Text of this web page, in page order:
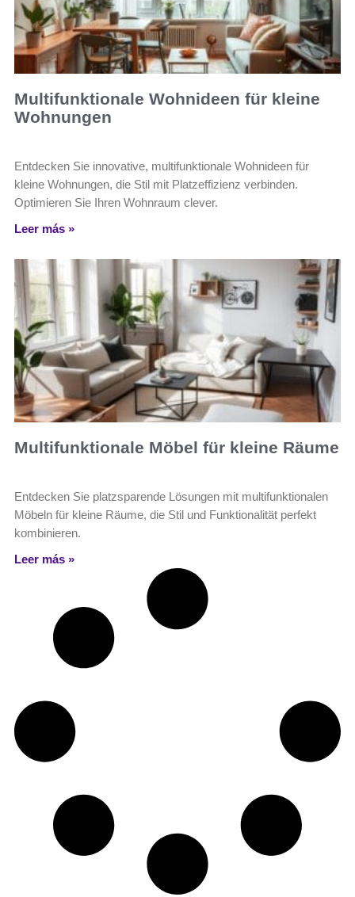
Multifunktionale Wohnideen für kleine
Wohnungen
Entdecken Sie innovative, multifunktionale Wohnideen für
kleine Wohnungen, die Stil mit Platzeffizienz verbinden.
Optimieren Sie Ihren Wohnraum clever.
Leer más »
Multifunktionale Möbel für kleine Räume
Entdecken Sie platzsparende Lösungen mit multifunktionalen
Möbeln für kleine Räume, die Stil und Funktionalität perfekt
kombinieren.
Leer más »